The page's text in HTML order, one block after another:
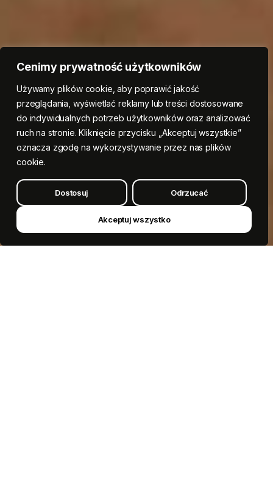
Cenimy prywatność użytkowników
Używamy plików cookie, aby poprawić jakość
przeglądania, wyświetlać reklamy lub treści dostosowane
do indywidualnych potrzeb użytkowników oraz analizować
ruch na stronie. Kliknięcie przycisku „Akceptuj wszystkie”
oznacza zgodę na wykorzystywanie przez nas plików
cookie.
Dostosuj Odrzucać
Akceptuj wszystko